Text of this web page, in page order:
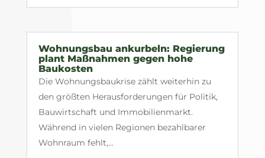
Wohnungsbau ankurbeln: Regierung
plant Maßnahmen gegen hohe
Baukosten
Die Wohnungsbaukrise zählt weiterhin zu
den größten Herausforderungen für Politik,
Bauwirtschaft und Immobilienmarkt.
Während in vielen Regionen bezahlbarer
Wohnraum fehlt,...